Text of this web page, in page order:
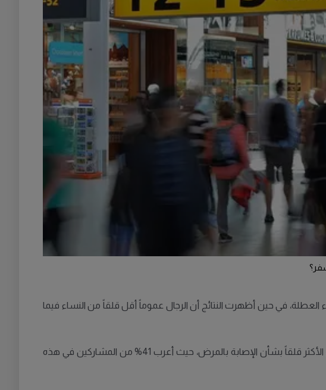
من الإصابة بالمرض أثناء العطلة، في حين أظهرت النتائج أن الرجال عموماً أقل قلقاً من النساء فيما
وتُظهر الدراسة، التي أجريت بالتعاون مع شركة "يوغوف" لاستطلاعات الرأي، أن الفئة العمرية بين 40 و49 عاماً هي الأكثر قلقاً بشأن الإصابة بالمرض، حيث أعرب 41% من المشاركين في هذه